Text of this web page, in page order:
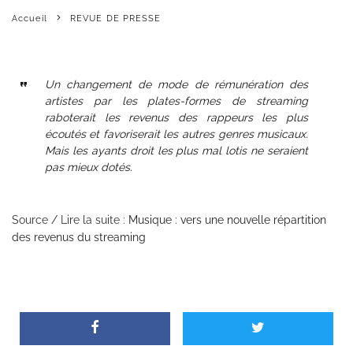
Accueil REVUE DE PRESSE
Un changement de mode de rémunération des
artistes par les plates-formes de streaming
raboterait les revenus des rappeurs les plus
écoutés et favoriserait les autres genres musicaux.
Mais les ayants droit les plus mal lotis ne seraient
pas mieux dotés.
Source / Lire la suite : Musique : vers une nouvelle répartition
des revenus du streaming